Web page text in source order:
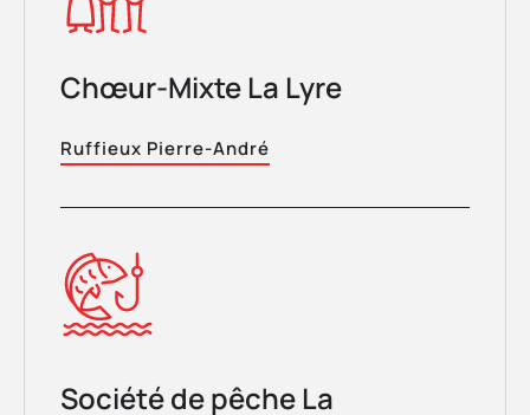
Chœur-Mixte La Lyre
Ruffieux Pierre-André
Société de pêche La